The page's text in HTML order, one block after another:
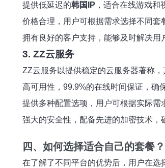
提供低延迟的韩国IP ，适合在线游戏和
价格合理，用户可根据需求选择不同套
拥有良好的客户支持，能够及时解决用
3. ZZ云服务
ZZ云服务以提供稳定的云服务器著称
高可用性，99.9%的在线时间保证，确
提供多种配置选项，用户可根据实际需
强大的安全性，配备先进的加密技术，
四、如何选择适合自己的套餐？
在了解了不同平台的优势后，用户在选